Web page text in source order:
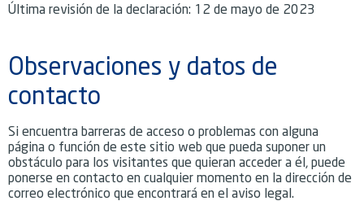
Última revisión de la declaración: 12 de mayo de 2023
Observaciones y datos de
contacto
Si encuentra barreras de acceso o problemas con alguna
página o función de este sitio web que pueda suponer un
obstáculo para los visitantes que quieran acceder a él, puede
ponerse en contacto en cualquier momento en la dirección de
correo electrónico que encontrará en el aviso legal.